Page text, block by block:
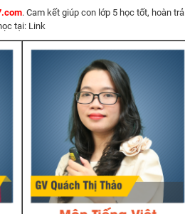
. Cam kết giúp con lớp 5 học tốt, hoàn trả
tại: Link